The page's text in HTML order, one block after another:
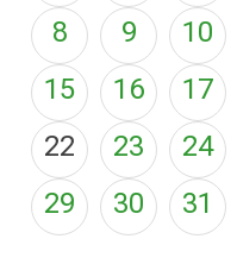
8
9 10
15
16 17
22
23 24
29
30 31